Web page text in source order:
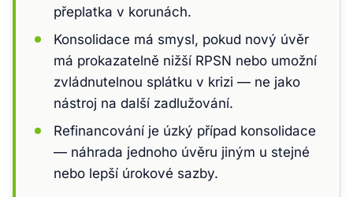
přeplatka v korunách.
Konsolidace má smysl, pokud nový úvěr
má prokazatelně nižší RPSN nebo umožní
zvládnutelnou splátku v krizi — ne jako
nástroj na další zadlužování.
Refinancování je úzký případ konsolidace
— náhrada jednoho úvěru jiným u stejné
nebo lepší úrokové sazby.